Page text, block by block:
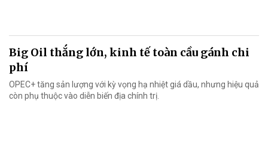
Big Oil thắng lớn, kinh tế toàn cầu gánh chi
phí
OPEC+ tăng sản lượng với kỳ vọng hạ nhiệt giá dầu, nhưng hiệu quả
còn phụ thuộc vào diễn biến địa chính trị.